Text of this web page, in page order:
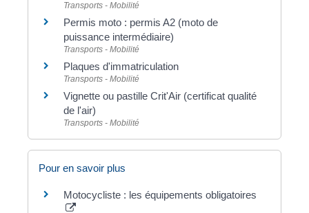
Transports - Mobilité
Permis moto : permis A2 (moto de
puissance intermédiaire)
Transports - Mobilité
Plaques d'immatriculation
Transports - Mobilité
Vignette ou pastille Crit'Air (certificat qualité
de l'air)
Transports - Mobilité
Pour en savoir plus
Motocycliste : les équipements obligatoires